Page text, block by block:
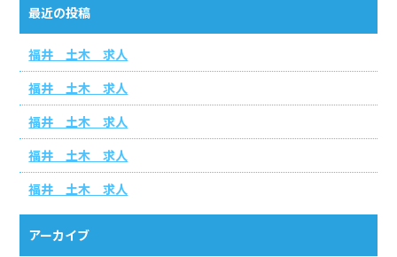
最近の投稿
福井 土木 求人
福井 土木 求人
福井 土木 求人
福井 土木 求人
福井 土木 求人
アーカイブ